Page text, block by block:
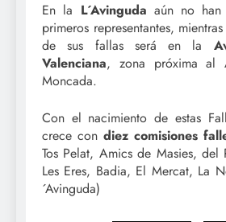
En la L´Avinguda aún no han
primeros representantes,
de sus fallas será en la
Valenciana, zona próxima al
Moncada.
Con el nacimiento de estas
crece con diez comisiones
Tos Pelat, Amics de Masies, del
Les Eres, Badia, El Mercat, La
´Avinguda)